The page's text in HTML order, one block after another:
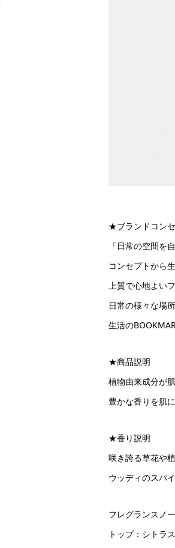
★ブランドコン
「日常の空間を
コンセプトから
上質で心地よい
日常の様々な場
生活の
★商品説明
植物由来成分が
豊かな香りを肌
★香り説明
咲き誇る草花や
ウッディのスパ
フレグランスノ
トップ：シトラ